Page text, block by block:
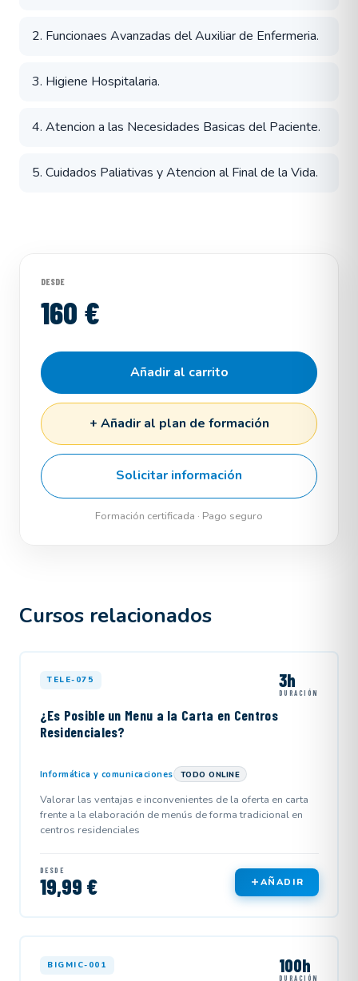
2. Funcionaes Avanzadas del Auxiliar de Enfermeria.
3. Higiene Hospitalaria.
4. Atencion a las Necesidades Basicas del Paciente.
5. Cuidados Paliativas y Atencion al Final de la Vida.
DESDE
160 €
Añadir al carrito
+ Añadir al plan de formación
Solicitar información
Formación certificada · Pago seguro
Cursos relacionados
TELE-075 3h
DURACIÓN
¿Es Posible un Menu a la Carta en Centros
Residenciales?
Informática y comunicaciones TODO ONLINE
Valorar las ventajas e inconvenientes de la oferta en carta
frente a la elaboración de menús de forma tradicional en
centros residenciales
DESDE
19,99 € AÑADIR
BIGMIC-001 100h
DURACIÓN